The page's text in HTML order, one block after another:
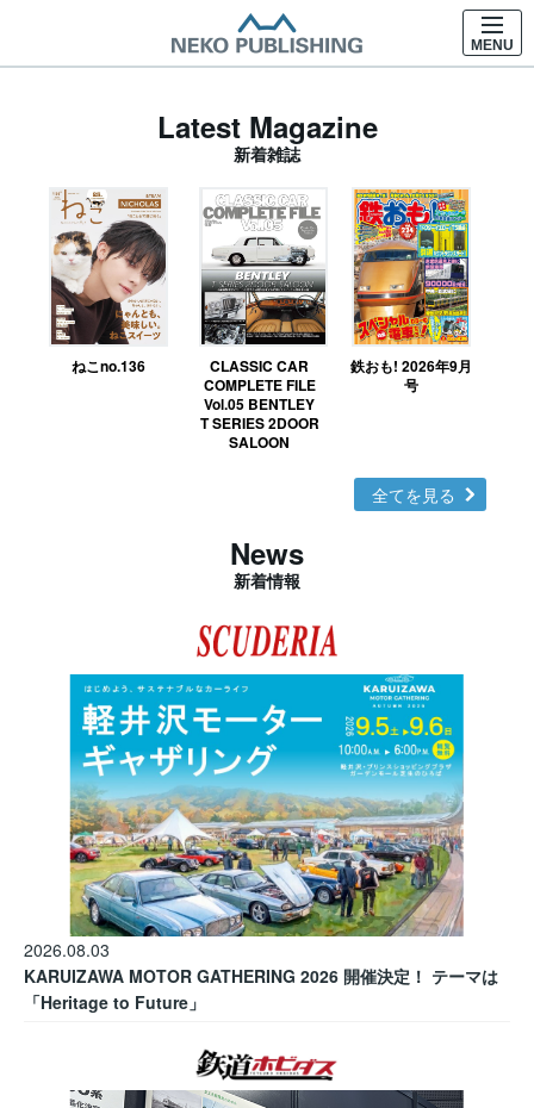
MENU
Latest Magazine
新着雑誌
ねこno.136
CLASSIC CAR
COMPLETE FILE
Vol.05 BENTLEY
T SERIES 2DOOR
SALOON
鉄おも! 2026年9月
号
全てを見る
News
新着情報
2026.08.03
KARUIZAWA MOTOR GATHERING 2026 開催決定！ テーマは
「Heritage to Future」